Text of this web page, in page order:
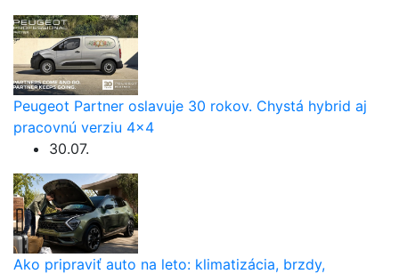
Peugeot Partner oslavuje 30 rokov. Chystá hybrid aj
pracovnú verziu 4×4
30.07.
Ako pripraviť auto na leto: klimatizácia, brzdy,